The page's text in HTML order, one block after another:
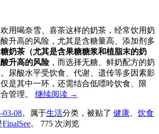
用喝奈雪、喜茶这样的奶茶，经常饮用奶
升高的风险，尤其是含糖量高、添加剂多
奶茶（尤其是含果糖糖浆和植脂末的奶
升高的风险，而选择无糖、鲜奶配方的奶
尿酸水平受饮食、代谢、遗传等多因素影
是其中一环，还需结合低嘌呤饮食、限
管理。 继续阅读 →
03-08。属于生活分类，被贴了 健康
饮食
FinalSee。 775 次浏览